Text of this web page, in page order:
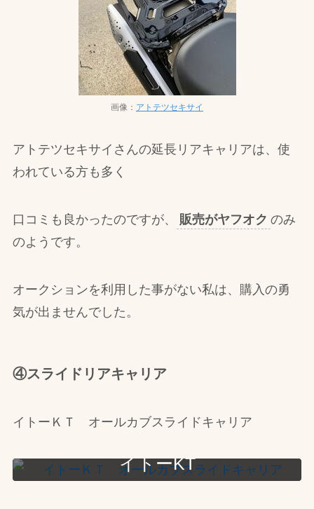
画像： アトテツセキサイ
アトテツセキサイさんの延長リアキャリアは、使
われている方も多く
口コミも良かったのですが、 販売がヤフオク のみ
のようです。
オークションを利用した事がない私は、購入の勇
気が出ませんでした。
④スライドリアキャリア
イトーＫＴ オールカブスライドキャリア
イトーKT